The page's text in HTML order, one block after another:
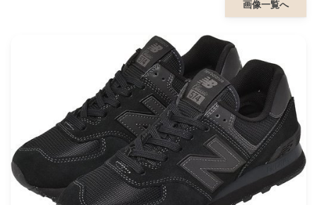
画像一覧へ